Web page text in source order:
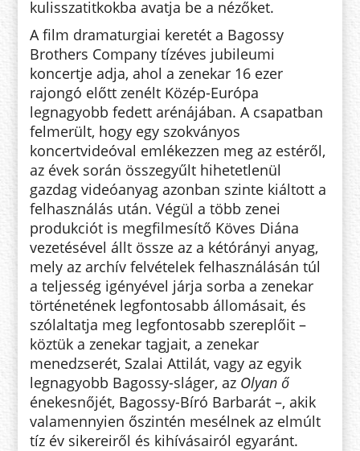
kulisszatitkokba avatja be a nézőket.
A film dramaturgiai keretét a Bagossy
Brothers Company tízéves jubileumi
koncertje adja, ahol a zenekar 16 ezer
rajongó előtt zenélt Közép-Európa
legnagyobb fedett arénájában. A csapatban
felmerült, hogy egy szokványos
koncertvideóval emlékezzen meg az estéről,
az évek során összegyűlt hihetetlenül
gazdag videóanyag azonban szinte kiáltott a
felhasználás után. Végül a több zenei
produkciót is megfilmesítő Köves Diána
vezetésével állt össze az a kétórányi anyag,
mely az archív felvételek felhasználásán túl
a teljesség igényével járja sorba a zenekar
történetének legfontosabb állomásait, és
szólaltatja meg legfontosabb szereplőit –
köztük a zenekar tagjait, a zenekar
menedzserét, Szalai Attilát, vagy az egyik
legnagyobb Bagossy-sláger, az Olyan ő
énekesnőjét, Bagossy-Bíró Barbarát –, akik
valamennyien őszintén mesélnek az elmúlt
tíz év sikereiről és kihívásairól egyaránt.